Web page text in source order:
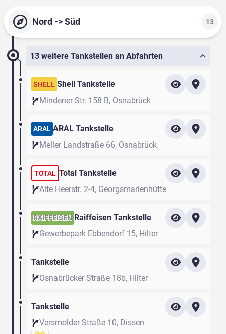
Nord -> Süd 13
13 weitere Tankstellen an Abfahrten
SHELL Shell Tankstelle
Mindener Str. 158 B, Osnabrück
ARAL ARAL Tankstelle
Meller Landstraße 66, Osnabrück
TOTAL Total Tankstelle
Alte Heerstr. 2-4, Georgsmarienhütte
RAIFFEISEN Raiffeisen Tankstelle
Gewerbepark Ebbendorf 15, Hilter
Tankstelle
Osnabrücker Straße 18b, Hilter
Tankstelle
Versmolder Straße 10, Dissen